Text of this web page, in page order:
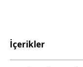
İçerikler